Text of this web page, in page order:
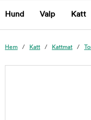
Hund Valp Katt
Hem Katt Kattmat